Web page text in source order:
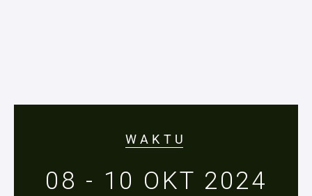
WAKTU
08 - 10 OKT 2024